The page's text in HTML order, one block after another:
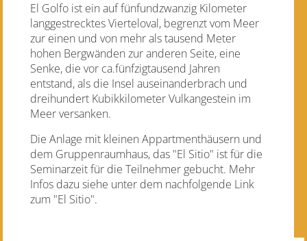
El Golfo ist ein auf fünfundzwanzig Kilometer
langgestrecktes Vierteloval, begrenzt vom Meer
zur einen und von mehr als tausend Meter
hohen Bergwänden zur anderen Seite, eine
Senke, die vor ca.fünfzigtausend Jahren
entstand, als die Insel auseinanderbrach und
dreihundert Kubikkilometer Vulkangestein im
Meer versanken.
Die Anlage mit kleinen Appartmenthäusern und
dem Gruppenraumhaus, das "El Sitio" ist für die
Seminarzeit für die Teilnehmer gebucht. Mehr
Infos dazu siehe unter dem nachfolgende Link
zum "El Sitio".